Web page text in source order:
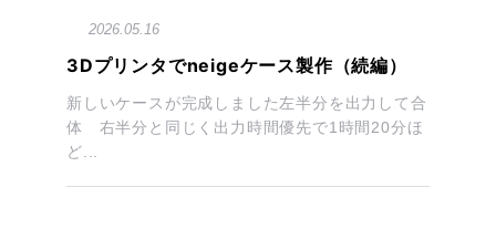
2026.05.16
3Dプリンタでneigeケース製作（続編）
新しいケースが完成しました左半分を出力して合
体 右半分と同じく出力時間優先で1時間20分ほ
ど...